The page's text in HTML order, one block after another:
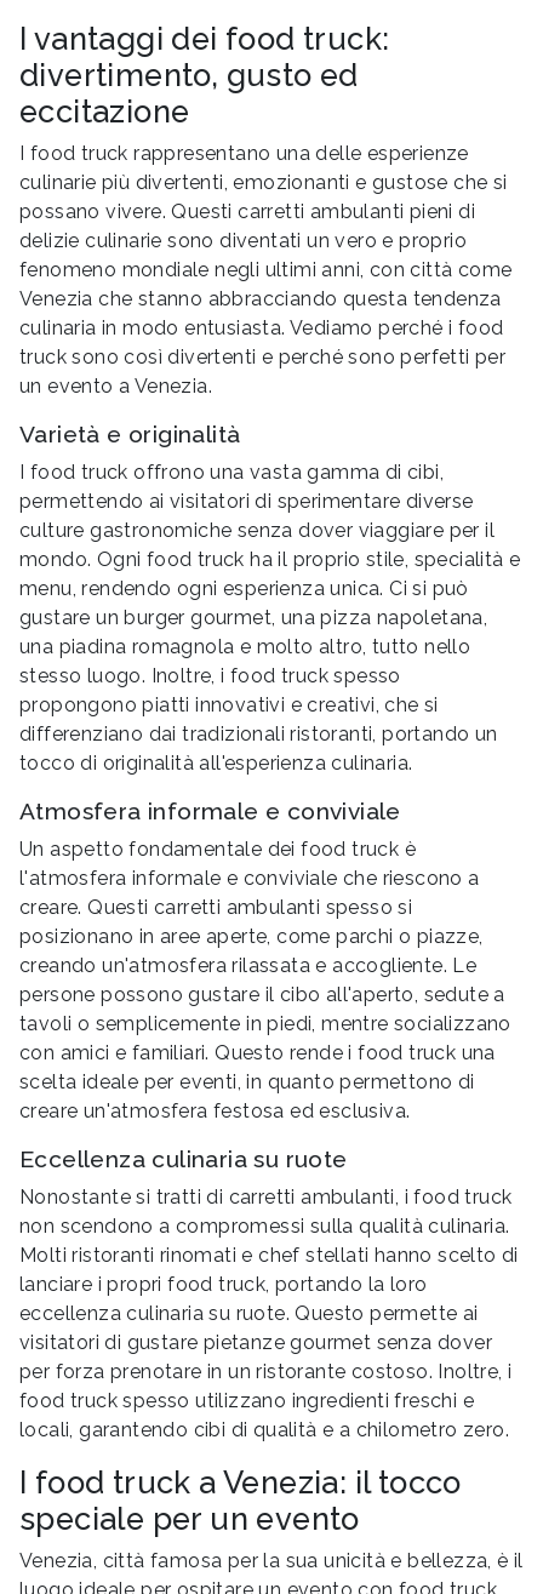
I vantaggi dei food truck:
divertimento, gusto ed
eccitazione
I food truck rappresentano una delle esperienze
culinarie più divertenti, emozionanti e gustose che si
possano vivere. Questi carretti ambulanti pieni di
delizie culinarie sono diventati un vero e proprio
fenomeno mondiale negli ultimi anni, con città come
Venezia che stanno abbracciando questa tendenza
culinaria in modo entusiasta. Vediamo perché i food
truck sono così divertenti e perché sono perfetti per
un evento a Venezia.
Varietà e originalità
I food truck offrono una vasta gamma di cibi,
permettendo ai visitatori di sperimentare diverse
culture gastronomiche senza dover viaggiare per il
mondo. Ogni food truck ha il proprio stile, specialità e
menu, rendendo ogni esperienza unica. Ci si può
gustare un burger gourmet, una pizza napoletana,
una piadina romagnola e molto altro, tutto nello
stesso luogo. Inoltre, i food truck spesso
propongono piatti innovativi e creativi, che si
differenziano dai tradizionali ristoranti, portando un
tocco di originalità all'esperienza culinaria.
Atmosfera informale e conviviale
Un aspetto fondamentale dei food truck è
l'atmosfera informale e conviviale che riescono a
creare. Questi carretti ambulanti spesso si
posizionano in aree aperte, come parchi o piazze,
creando un'atmosfera rilassata e accogliente. Le
persone possono gustare il cibo all'aperto, sedute a
tavoli o semplicemente in piedi, mentre socializzano
con amici e familiari. Questo rende i food truck una
scelta ideale per eventi, in quanto permettono di
creare un'atmosfera festosa ed esclusiva.
Eccellenza culinaria su ruote
Nonostante si tratti di carretti ambulanti, i food truck
non scendono a compromessi sulla qualità culinaria.
Molti ristoranti rinomati e chef stellati hanno scelto di
lanciare i propri food truck, portando la loro
eccellenza culinaria su ruote. Questo permette ai
visitatori di gustare pietanze gourmet senza dover
per forza prenotare in un ristorante costoso. Inoltre, i
food truck spesso utilizzano ingredienti freschi e
locali, garantendo cibi di qualità e a chilometro zero.
I food truck a Venezia: il tocco
speciale per un evento
Venezia, città famosa per la sua unicità e bellezza, è il